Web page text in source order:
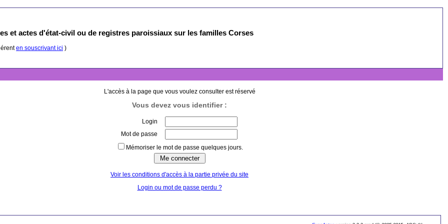
et actes d'état-civil ou de registres paroissiaux sur les familles Corses
en souscrivant ici )
L'accès à la page que vous voulez consulter est réservé
Vous devez vous identifier :
Login
Mot de passe
Mémoriser le mot de passe quelques jours.
Voir les conditions d'accès à la partie privée du site
Login ou mot de passe perdu ?